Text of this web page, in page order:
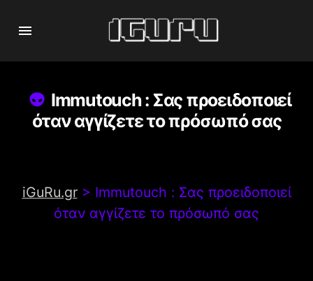
Immutouch : Σας προειδοποιεί
όταν αγγίζετε το πρόσωπό σας
iGuRu.gr> Immutouch : Σας προειδοποιεί
όταν αγγίζετε το πρόσωπό σας